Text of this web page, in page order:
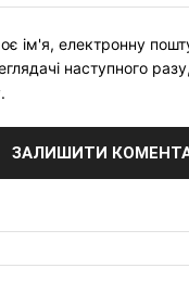
ім'я, електронну
наступного